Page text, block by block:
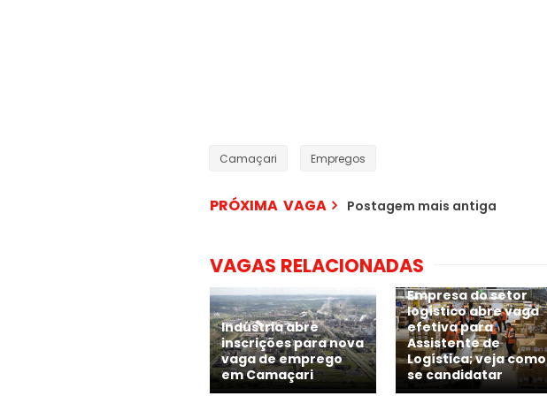
Camaçari Empregos
PRÓXIMA VAGA Postagem mais antiga
VAGAS RELACIONADAS
Indústria abre
inscrições para nova
vaga de emprego
em Camaçari
Empresa do setor
logístico abre vaga
efetiva para
Assistente de
Logística; veja como
se candidatar